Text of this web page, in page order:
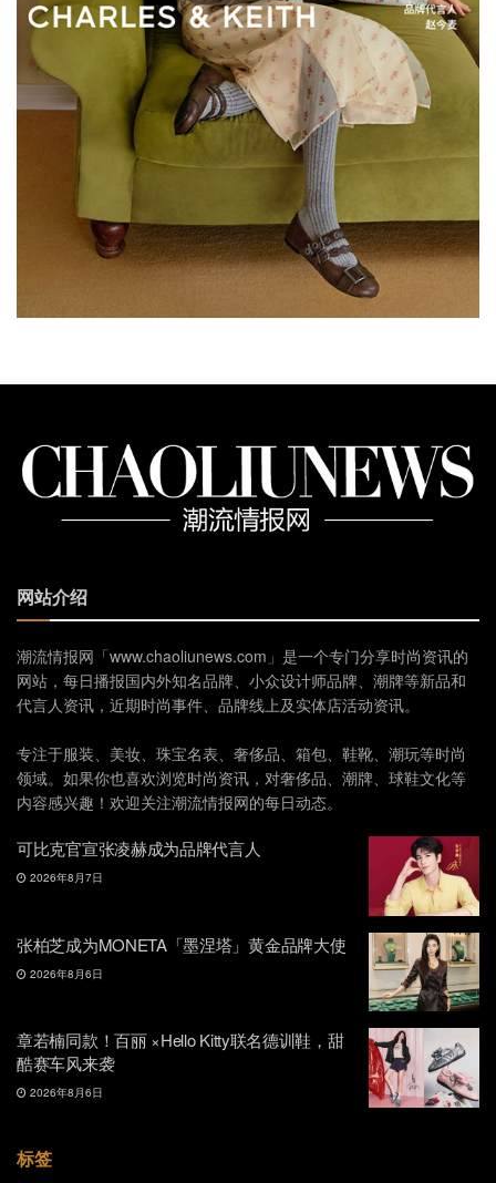
网站介绍
潮流情报网「www.chaoliunews.com」是一个专门分享时尚资讯的
网站，每日播报国内外知名品牌、小众设计师品牌、潮牌等新品和
代言人资讯，近期时尚事件、品牌线上及实体店活动资讯。
专注于服装、美妆、珠宝名表、奢侈品、箱包、鞋靴、潮玩等时尚
领域。如果你也喜欢浏览时尚资讯，对奢侈品、潮牌、球鞋文化等
内容感兴趣！欢迎关注潮流情报网的每日动态。
可比克官宣张凌赫成为品牌代言人
2026年8月7日
张柏芝成为MONETA「墨涅塔」黄金品牌大使
2026年8月6日
章若楠同款！百丽 ×Hello Kitty联名德训鞋，甜
酷赛车风来袭
2026年8月6日
标签